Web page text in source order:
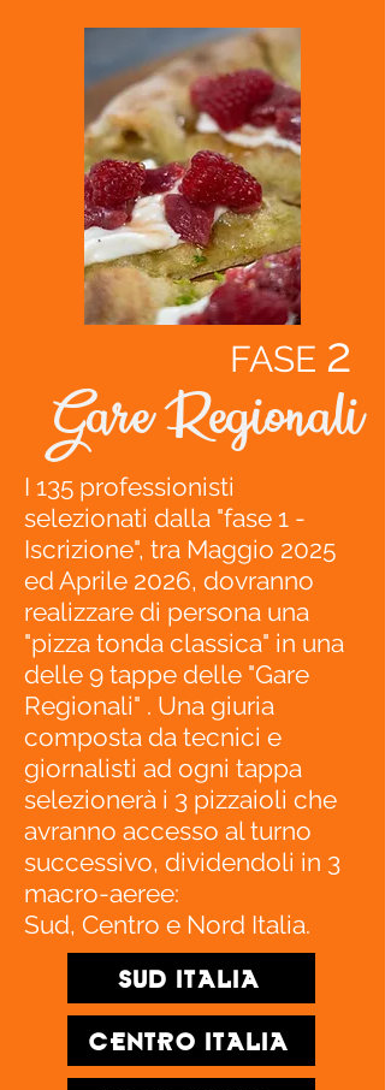
FASE 2
Gare Regionali
I 135 professionisti
selezionati dalla "fase 1 -
Iscrizione", tra Maggio 2025
ed Aprile 2026, dovranno
realizzare di persona una
"pizza tonda classica" in una
delle 9 tappe delle "Gare
Regionali" . Una giuria
composta da tecnici e
giornalisti ad ogni tappa
selezionerà i 3 pizzaioli che
avranno accesso al turno
successivo, dividendoli in 3
macro-aeree:
Sud, Centro e Nord Italia.
SUD ITALIA
CENTRO ITALIA